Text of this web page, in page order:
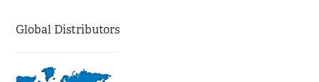
Global Distributors